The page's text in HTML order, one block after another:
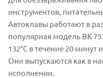
инструментов,
Автоклавы работают в
популярная модель ВК-
132°C в течение 20 минут
Они выпускаются как в
исполнении.